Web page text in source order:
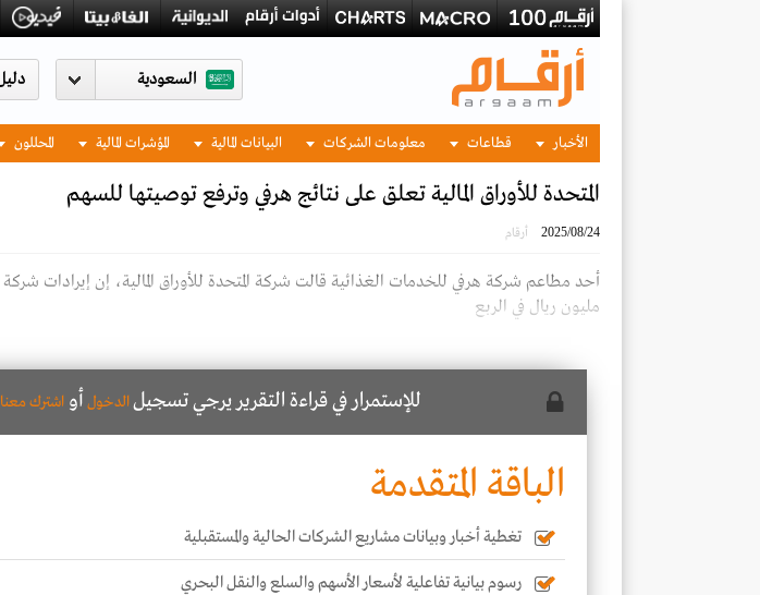
السعودية
الأخبار قطاعات معلومات الشركات البيانات المالية المؤشرات المالية المحللون
المتحدة للأوراق المالية تعلق على نتائج هرفي وترفع توصيتها للسهم
2025/08/24 أرقام
مليون ريال في الربع
للإستمرار في قراءة التقرير يرجي تسجيلالدخول أو اشترك معنا
الباقة المتقدمة
تغطية أخبار وبيانات مشاريع الشركات الحالية والمستقبلية
رسوم بيانية تفاعلية لأسعار الأسهم والسلع والنقل البحري